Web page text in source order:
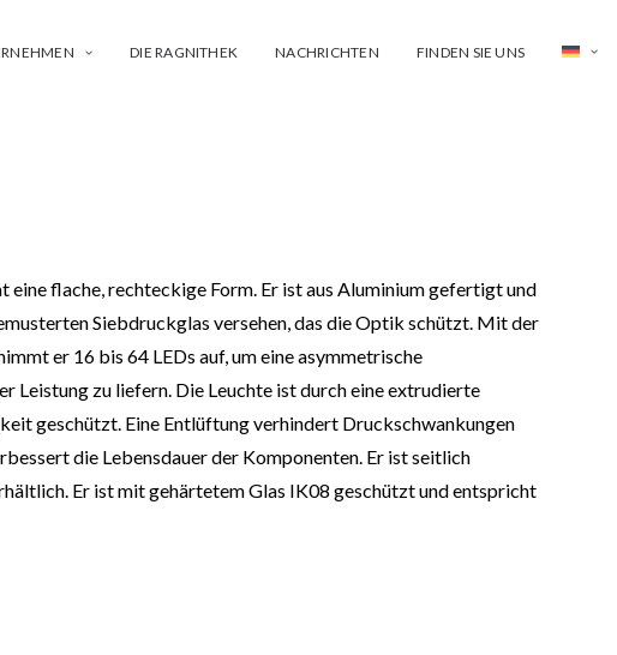
DIE RAGNITHEK NACHRICHTEN FINDEN SIE UNS
eine flache, rechteckige Form. Er ist aus Aluminium gefertigt und
Siebdruckglas versehen, das die Optik schützt. Mit der
er 16 bis 64 LEDs auf, um eine asymmetrische
Leistung zu liefern. Die Leuchte ist durch eine extrudierte
geschützt. Eine Entlüftung verhindert Druckschwankungen
die Lebensdauer der Komponenten. Er ist seitlich
Er ist mit gehärtetem Glas IK08 geschützt und entspricht